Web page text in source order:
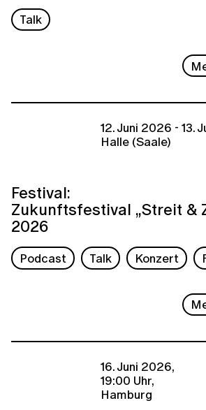
Talk
12. Juni 2026 - 13.
Halle (Saale)
Festival:
Zukunftsfestival „Streit &
2026
Podcast Talk Konzert
16. Juni 2026,
19:00 Uhr,
Hamburg